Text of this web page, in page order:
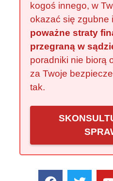
kogoś innego, w
okazać się zgubne
poważne straty
przegraną w
poradniki nie biorą
za Twoje
tak.